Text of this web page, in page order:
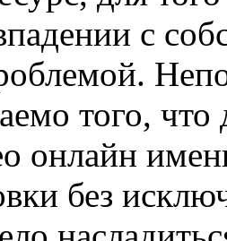
с
того,
онлайн
без